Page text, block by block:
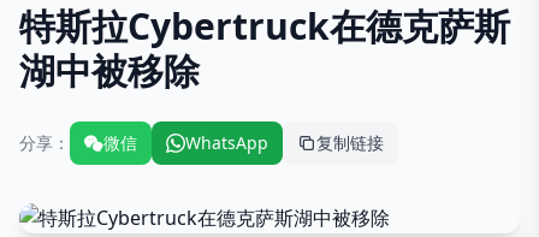
特斯拉Cybertruck在德克萨斯
湖中被移除
分享： 微信 WhatsApp 复制链接